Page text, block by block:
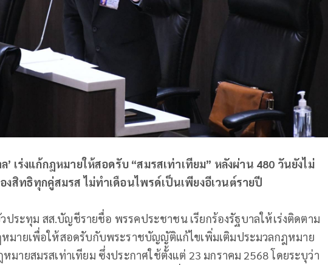
’ เร่งแก้กฎหมายให้สอดรับ “สมรสเท่าเทียม” หลังผ่าน 480 วันยังไม่
องสิทธิทุกคู่สมรส ไม่ทำเดือนไพรด์เป็นเพียงอีเวนต์รายปี
ระทุม สส.บัญชีรายชื่อ พรรคประชาชน เรียกร้องรัฐบาลให้เร่งติดตาม
มายเพื่อให้สอดรับกับพระราชบัญญัติแก้ไขเพิ่มเติมประมวลกฎหมาย
ายสมรสเท่าเทียม ซึ่งประกาศใช้ตั้งแต่ 23 มกราคม 2568 โดยระบุว่า